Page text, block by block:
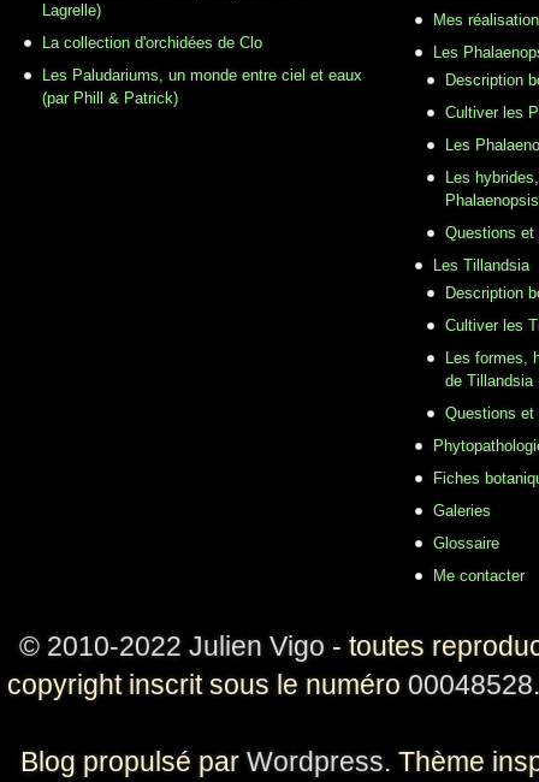
Lagrelle)
La collection d'orchidées de Clo
Les Paludariums, un monde entre ciel et eaux
(par Phill & Patrick)
Mes
Les
Description
Cultiver les
Les
Les
Phalaenopsis
Questions et
Les Tillandsia
Description
Cultiver les
Les formes,
de Tillandsia
Questions et
Fiches
Galeries
Glossaire
Me contacter
© 2010-2022 Julien Vigo - toutes
copyright inscrit sous le numéro 00048528
Blog propulsé par Wordpress. Thème